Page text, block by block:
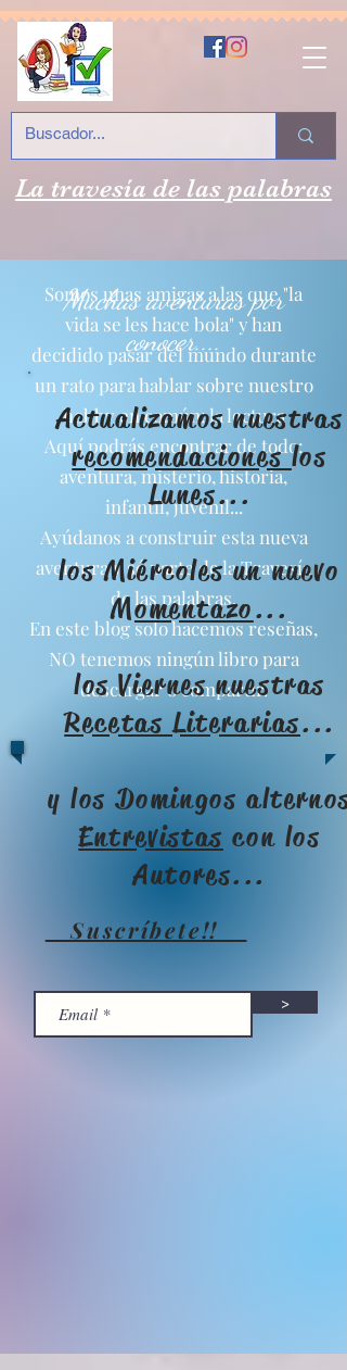
La travesía de las palabras
Somos unas amigas a las que "la
vida se les hace bola" y han
decidido pasar del mundo durante
un rato para hablar sobre nuestro
hobby en común: la lectura
Aquí podrás encontrar de todo:
aventura, misterio, historia,
infantil, juvenil...
Ayúdanos a construir esta nueva
aventura y sé parte de la Travesía
de las palabras.
En este blog solo hacemos reseñas,
NO tenemos ningún libro para
descargar o compartir.
Muchas aventuras por
conocer....
Actualizamos nuestras
recomendacioneslos
Lunes...
los Miércoles un nuevo
Momentazo...
los Viernes nuestras
Recetas Literarias...
y los Domingos alternos
Entrevistas con los
Autores...
Suscríbete!!
>